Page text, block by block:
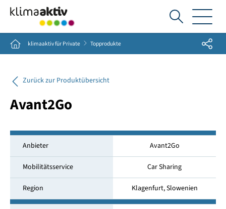
Ich
suche...
Home klimaaktiv für Private Topprodukte Share
Zurück zur Produktübersicht
Avant2Go
Anbieter Avant2Go
Mobilitätsservice Car Sharing
Region Klagenfurt, Slowenien